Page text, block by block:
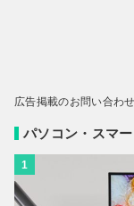
広告掲載のお問い合わ
パソコン・スマ
1